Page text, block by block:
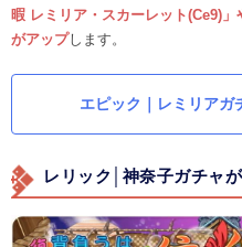
暇 レミリア・スカーレット(Ce9)
がアップします。
エピック｜レミリアガ
レリック│神奈子ガチャ